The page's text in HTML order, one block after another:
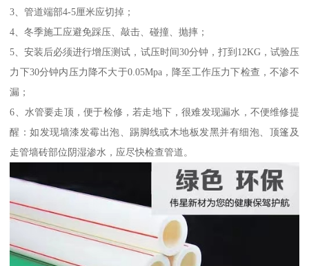
3、管道端部4-5厘米应切掉；
4、冬季施工应避免踩压、敲击、碰撞、抛摔；
5、安装后必须进行增压测试，试压时间30分钟，打到12KG，试验压
力下30分钟内压力降不大于0.05Mpa，降至工作压力下检查，不渗不
漏；
6、水管要走顶，便于检修，若走地下，很难发现漏水，不便维修提
醒：如发现墙漆发霉出泡、踢脚线或木地板发黑并有细泡、顶篷及
走管墙砖部位阴湿渗水，应尽快检查管道。